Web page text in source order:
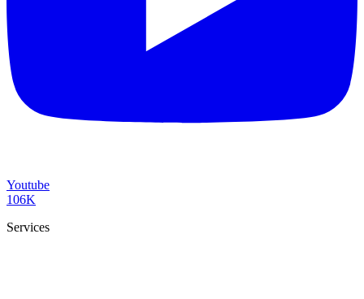
Youtube
106K
Services